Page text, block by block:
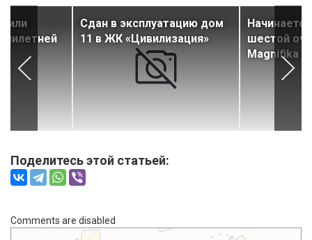
Сдан в эксплуатацию дом
11 в ЖК «Цивилизация»
шестой
Magnifika
Поделитесь этой статьей:
Comments are disabled